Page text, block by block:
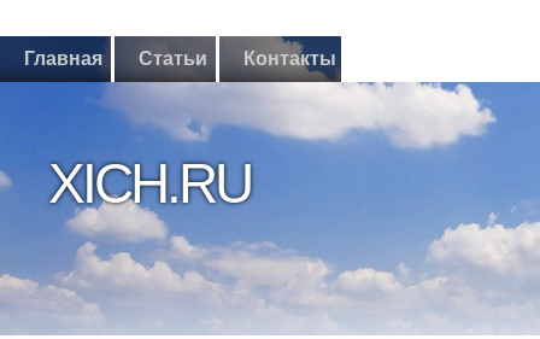
Главная Статьи Контакты
XICH.RU